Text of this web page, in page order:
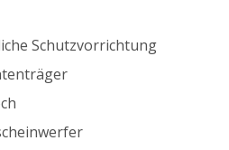
Schutzvorrichtung